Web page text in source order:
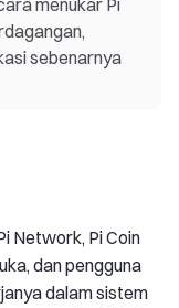
menukar Pi
sebenarnya
Network, Pi Coin
dan pengguna
dalam sistem